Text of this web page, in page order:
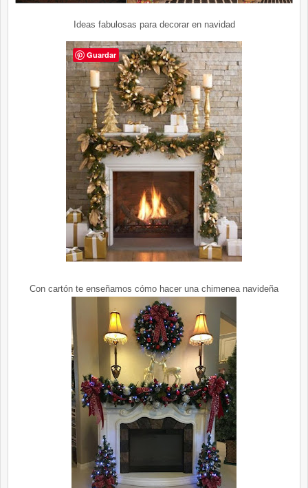
Ideas fabulosas para decorar en navidad
Con cartón te enseñamos cómo hacer una chimenea navideña
Guardar